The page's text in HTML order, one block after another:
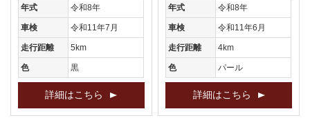
年式 令和8年
車検 令和11年7月
走行距離 5km
色 黒
詳細はこちら
年式 令和8年
車検 令和11年6月
走行距離 4km
色 パール
詳細はこちら